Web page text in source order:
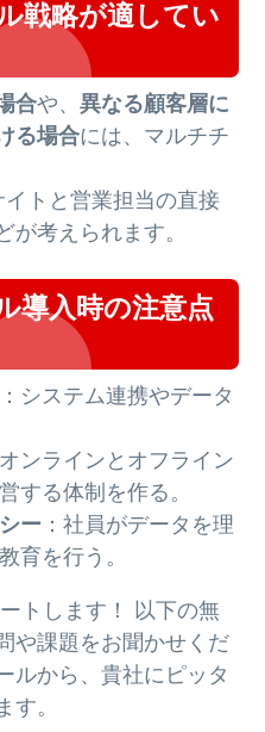
戦略が適してい
合や、異なる顧客層に
る場合には、マルチチ
トと営業担当の直接
が考えられます。
導入時の注意点
：システム連携やデータ
オンラインとオフライン
する体制を作る。
ー ：社員がデータを理
育を行う。
トします！ 以下の無
や課題をお聞かせくだ
ルから、貴社にピッタ
す。